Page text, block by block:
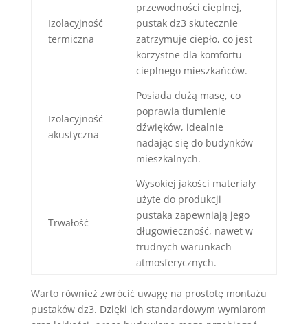
Izolacyjność
termiczna
przewodności cieplnej,
pustak dz3 skutecznie
zatrzymuje ciepło, co jest
korzystne dla komfortu
cieplnego mieszkańców.
Izolacyjność
akustyczna
Posiada dużą masę, co
poprawia tłumienie
dźwięków, idealnie
nadając się do budynków
mieszkalnych.
Trwałość
Wysokiej jakości materiały
użyte do produkcji
pustaka zapewniają jego
długowieczność, nawet w
trudnych warunkach
atmosferycznych.
Warto również zwrócić uwagę na prostotę montażu
pustaków dz3. Dzięki ich standardowym wymiarom